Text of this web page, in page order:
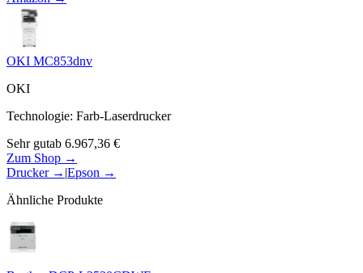
OKI MC853dnv
OKI
Technologie: Farb-Laserdrucker
Sehr gutab 6.967,36 €
Zum Shop →
Drucker→ |Epson →
Ähnliche Produkte